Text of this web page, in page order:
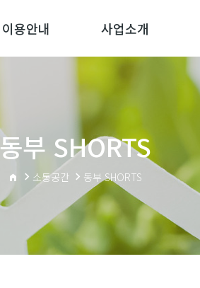
이용안내 사업소개
동부 SHORTS
소통공간 동부 SHORTS